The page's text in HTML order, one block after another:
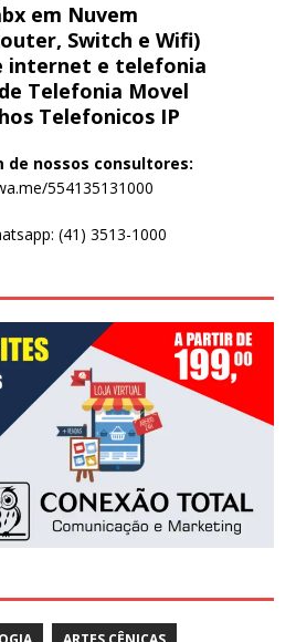
em Nuvem
Switch e Wifi)
internet e telefonia
Telefonia Movel
Telefonicos IP
de nossos consultores:
554135131000
(41) 3513-1000